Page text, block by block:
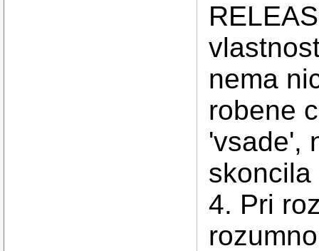
nema
robene
'vsade',
skoncila
4. Pri